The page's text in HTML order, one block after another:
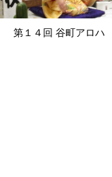
第１４回 谷町アロハ